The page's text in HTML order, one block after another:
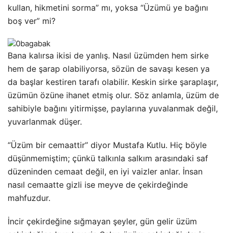
kullan, hikmetini sorma” mı, yoksa “Üzümü ye bağını
boş ver” mi?
Bana kalırsa ikisi de yanlış. Nasıl üzümden hem sirke
hem de şarap olabiliyorsa, sözün de savaşı kesen ya
da başlar kestiren tarafı olabilir. Keskin sirke şaraplaşır,
üzümün özüne ihanet etmiş olur. Söz anlamla, üzüm de
sahibiyle bağını yitirmişse, paylarına yuvalanmak değil,
yuvarlanmak düşer.
“Üzüm bir cemaattir” diyor Mustafa Kutlu. Hiç böyle
düşünmemiştim; çünkü talkınla salkım arasındaki saf
düzeninden cemaat değil, en iyi vaizler anlar. İnsan
nasıl cemaatte gizli ise meyve de çekirdeğinde
mahfuzdur.
İncir çekirdeğine sığmayan şeyler, gün gelir üzüm